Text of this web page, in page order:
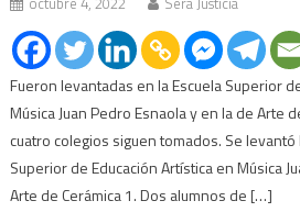
Fueron levantadas en la Escuela Superior
Música Juan Pedro Esnaola y en la de Arte
cuatro colegios siguen tomados. Se levantó
Superior de Educación Artística en Música
Arte de Cerámica 1. Dos alumnos de […]